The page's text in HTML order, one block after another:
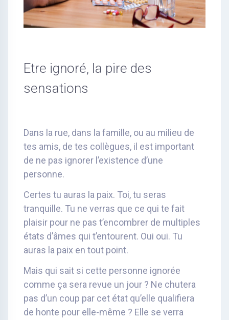
Etre ignoré, la pire des
sensations
Dans la rue, dans la famille, ou au milieu de
tes amis, de tes collègues, il est important
de ne pas ignorer l’existence d’une
personne.
Certes tu auras la paix. Toi, tu seras
tranquille. Tu ne verras que ce qui te fait
plaisir pour ne pas t’encombrer de multiples
états d’âmes qui t’entourent. Oui oui. Tu
auras la paix en tout point.
Mais qui sait si cette personne ignorée
comme ça sera revue un jour ? Ne chutera
pas d’un coup par cet état qu’elle qualifiera
de honte pour elle-même ? Elle se verra